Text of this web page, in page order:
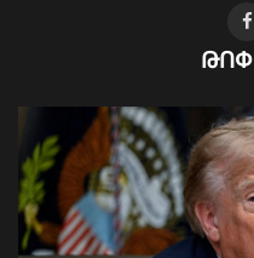
Հայաստանն ու
են դեպի մշտական
համաձայնագիր.
նախարար
ԹՈՓ